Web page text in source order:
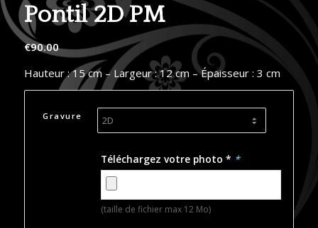
Pontil 2D PM
€90.00
Hauteur : 15 cm – Largeur : 12 cm – Épaisseur : 3 cm
Gravure
Téléchargez votre photo * *
(taille de fichier max 12 Mo)